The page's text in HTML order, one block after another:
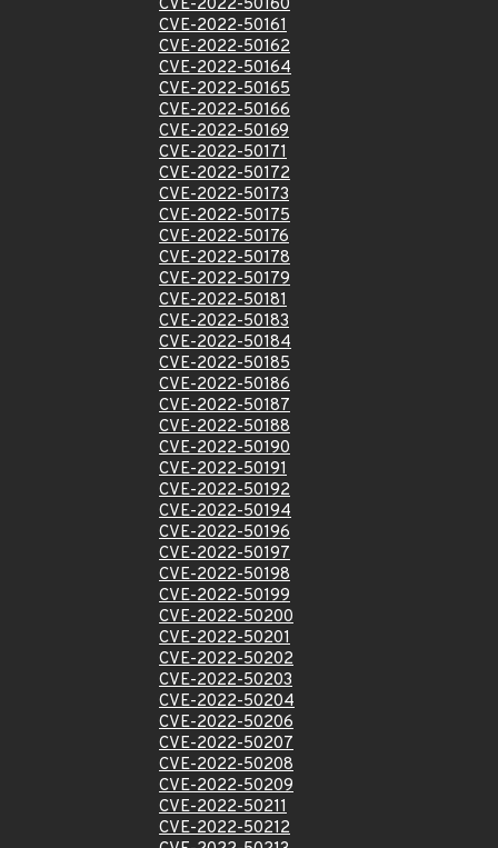
CVE-2022-50160
CVE-2022-50161
CVE-2022-50162
CVE-2022-50164
CVE-2022-50165
CVE-2022-50166
CVE-2022-50169
CVE-2022-50171
CVE-2022-50172
CVE-2022-50173
CVE-2022-50175
CVE-2022-50176
CVE-2022-50178
CVE-2022-50179
CVE-2022-50181
CVE-2022-50183
CVE-2022-50184
CVE-2022-50185
CVE-2022-50186
CVE-2022-50187
CVE-2022-50188
CVE-2022-50190
CVE-2022-50191
CVE-2022-50192
CVE-2022-50194
CVE-2022-50196
CVE-2022-50197
CVE-2022-50198
CVE-2022-50199
CVE-2022-50200
CVE-2022-50201
CVE-2022-50202
CVE-2022-50203
CVE-2022-50204
CVE-2022-50206
CVE-2022-50207
CVE-2022-50208
CVE-2022-50209
CVE-2022-50211
CVE-2022-50212